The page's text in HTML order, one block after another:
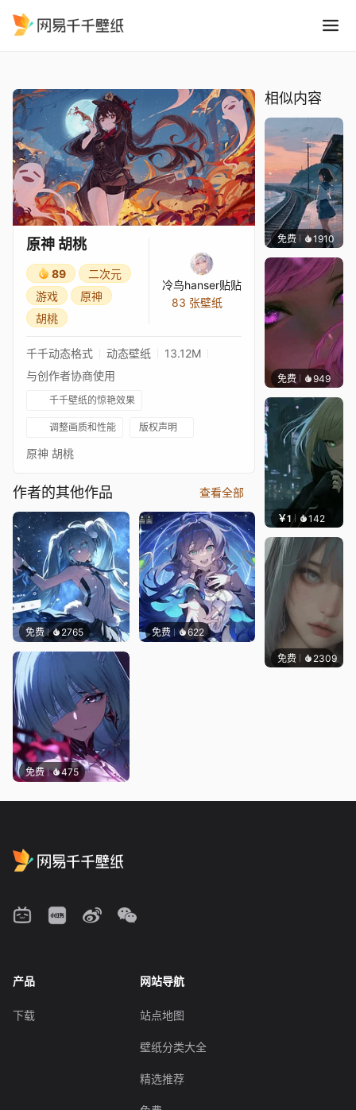
原神 胡桃
89
二次元
游戏
原神
胡桃
冷鸟hanser贴贴
83 张壁纸
千千动态格式 动态壁纸
13.12M
与创作者协商使用
千千壁纸的惊艳效果
调整画质和性能 版权声明
原神 胡桃
作者的其他作品 查看全部
免费 2765 免费 622
免费 475
相似内容
免费 1910辰东
免费 949辰东
￥1 142
免费 2309辰东
产品
下载
网站导航
站点地图
壁纸分类大全
精选推荐